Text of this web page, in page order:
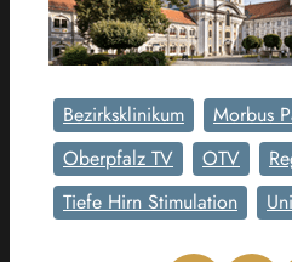
Bezirksklinikum Morbus
Oberpfalz TV
OTV
Tiefe Hirn Stimulation